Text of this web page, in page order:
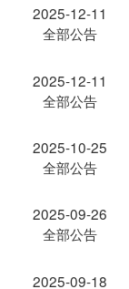
2025-12-11
全部公告
2025-12-11
全部公告
2025-10-25
全部公告
2025-09-26
全部公告
2025-09-18